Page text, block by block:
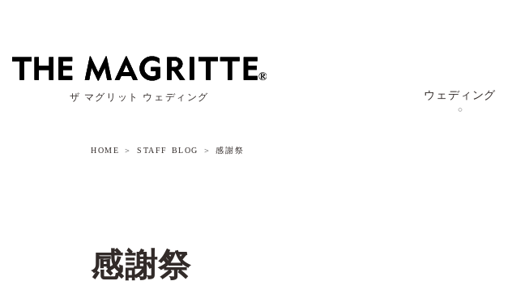
ザ マグリット ウェディング ウェディング
HOME STAFF BLOG 感謝祭
感謝祭